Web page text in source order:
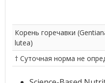
Корень горечавки
lutea)
† Суточная норма не